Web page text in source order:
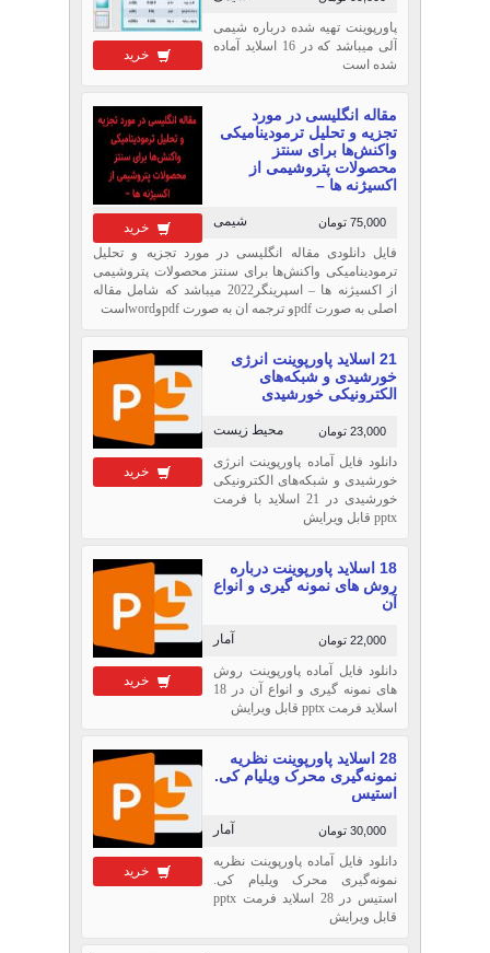
خرید
پاورپوینت تهیه شده درباره شیمی
آلی میباشد که در 16 اسلاید آماده
شده است
خرید
مقاله انگلیسی در مورد
تجزیه و تحلیل ترمودینامیکی
واکنش‌ها برای سنتز
محصولات پتروشیمی از
اکسیژنه ها –
شیمی 75,000 تومان
فایل دانلودی مقاله انگلیسی در مورد تجزیه و تحلیل
ترمودینامیکی واکنش‌ها برای سنتز محصولات پتروشیمی
از اکسیژنه ها – اسپرینگر2022 میباشد که شامل مقاله
اصلی به صورت pdfو ترجمه ان به صورت pdfوwordاست
خرید
21 اسلاید پاورپوینت انرژی
خورشیدی و شبکه‌های
الکترونیکی خورشیدی
محیط زیست 23,000 تومان
دانلود فایل آماده پاورپوینت انرژی
خورشیدی و شبکه‌های الکترونیکی
خورشیدی در 21 اسلاید با فرمت
pptx قابل ویرایش
خرید
18 اسلاید پاورپوینت درباره
روش های نمونه گیری و انواع
آن
آمار 22,000 تومان
دانلود فایل آماده پاورپوینت روش
های نمونه گیری و انواع آن در 18
اسلاید فرمت pptx قابل ویرایش
خرید
28 اسلاید پاورپوینت نظریه
نمونه‌گیری محرک ویلیام کی.
استیس
آمار 30,000 تومان
دانلود فایل آماده پاورپوینت نظریه
نمونه‌گیری محرک ویلیام کی.
استیس در 28 اسلاید فرمت pptx
قابل ویرایش